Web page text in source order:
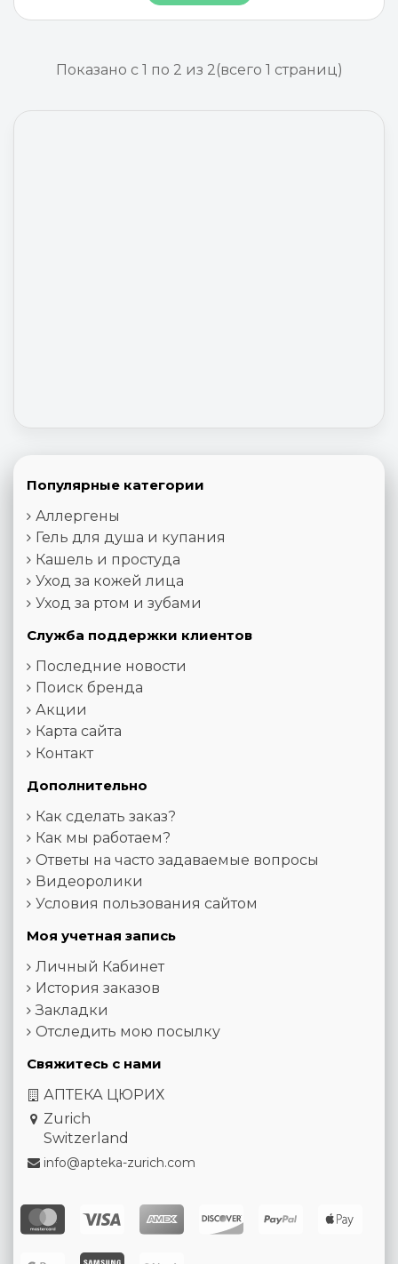
Показано с 1 по 2 из 2 (всего 1 страниц)
Популярные категории
Аллергены
Гель для душа и купания
Кашель и простуда
Уход за кожей лица
Уход за ртом и зубами
Служба поддержки клиентов
Последние новости
Поиск бренда
Акции
Карта сайта
Контакт
Дополнительно
Как сделать заказ?
Как мы работаем?
Ответы на часто задаваемые вопросы
Видеоролики
Условия пользования сайтом
Моя учетная запись
Личный Кабинет
История заказов
Закладки
Отследить мою посылку
Свяжитесь с нами
АПТЕКА ЦЮРИХ
Zurich
Switzerland
info@apteka-zurich.com